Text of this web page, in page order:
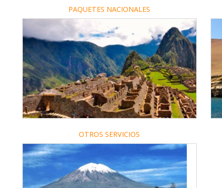
PAQUETES NACIONALES
OTROS SERVICIOS